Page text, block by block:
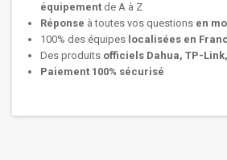
équipement de A à Z
Réponse à toutes vos questions en
100% des équipes localisées en
Des produits officiels Dahua, TP-
Paiement 100% sécurisé